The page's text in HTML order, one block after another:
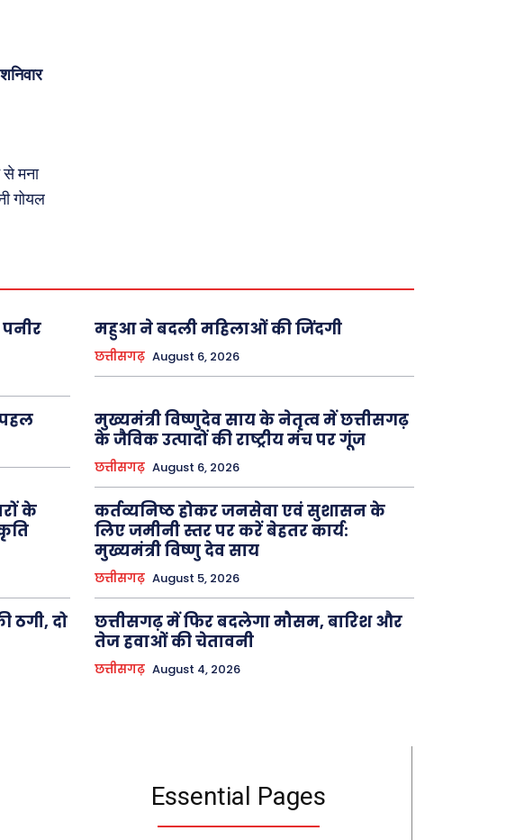
मना
गोयल
महुआ ने बदली महिलाओं की जिंदगी
छत्तीसगढ़ August 6, 2026
पहल
मुख्यमंत्री विष्णुदेव साय के नेतृत्व में छत्तीसगढ़
के जैविक उत्पादों की राष्ट्रीय मंच पर गूंज
छत्तीसगढ़ August 6, 2026
के
कर्तव्यनिष्ठ होकर जनसेवा एवं सुशासन के
लिए जमीनी स्तर पर करें बेहतर कार्य:
मुख्यमंत्री विष्णु देव साय
छत्तीसगढ़ August 5, 2026
ठगी, दो
छत्तीसगढ़ में फिर बदलेगा मौसम, बारिश और
तेज हवाओं की चेतावनी
छत्तीसगढ़ August 4, 2026
Essential Pages